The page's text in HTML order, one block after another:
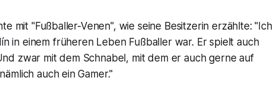
mit "Fußballer-Venen", wie seine Besitzerin erzählte: "Ich
in einem früheren Leben Fußballer war. Er spielt auch
zwar mit dem Schnabel, mit dem er auch gerne auf
auch ein Gamer."